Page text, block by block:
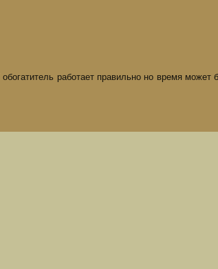
работает правильно но время может